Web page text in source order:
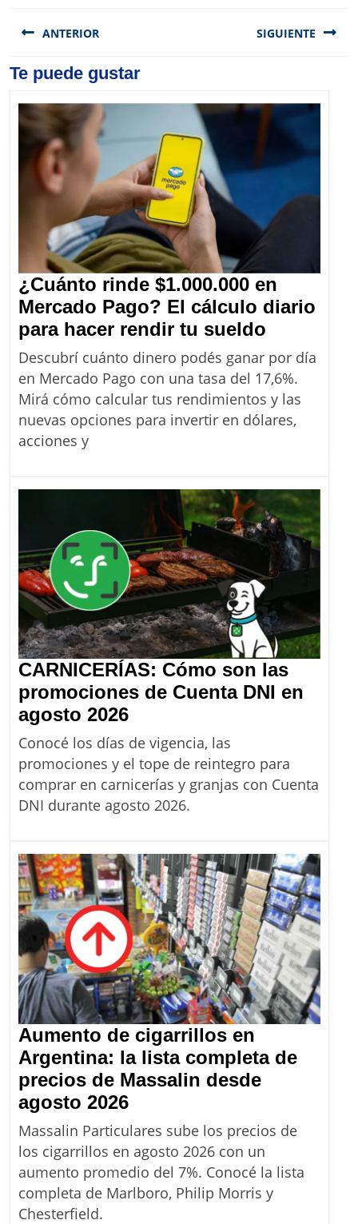
de
ANTERIOR
Previous
SIGUIENTE
Te puede gustar
¿Cuánto rinde $1.000.000 en
Mercado Pago? El cálculo diario
para hacer rendir tu sueldo
rinde
en
Mercado
cálculo
diario
para
hacer
rendir
sueldo
Descubrí cuánto dinero podés ganar por día
en Mercado Pago con una tasa del 17,6%.
Mirá cómo calcular tus rendimientos y las
nuevas opciones para invertir en dólares,
acciones y
CARNICERÍAS: Cómo son las
promociones de Cuenta DNI en
agosto 2026CARNICERÍAS:
Cómo
son
las
promociones
DNI
en
agosto
2026
Conocé los días de vigencia, las
promociones y el tope de reintegro para
comprar en carnicerías y granjas con Cuenta
DNI durante agosto 2026.
Aumento de cigarrillos en
Argentina: la lista completa de
precios de Massalin desde
agosto 2026Aumento
de
cigarrillos
en
Argentina:
Massalin Particulares sube los precios de
los cigarrillos en agosto 2026 con un
aumento promedio del 7%. Conocé la lista
completa de Marlboro, Philip Morris y
Chesterfield.